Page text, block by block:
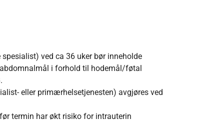
ved ca 36 uker bør inneholde
i forhold til hodemål/føtal
eller primærhelsetjenesten) avgjøres ved
termin har økt risiko for intrauterin